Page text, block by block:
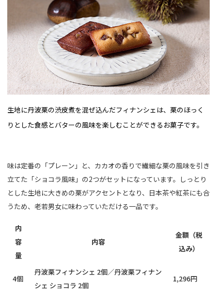
生地に丹波栗の渋皮煮を混ぜ込んだフィナンシェは、栗のほっく
りとした食感とバターの風味を楽しむことができるお菓子です。
味は定番の「プレーン」と、カカオの香りで繊細な栗の風味を引き
立てた「ショコラ風味」の2つがセットになっています。しっとり
とした生地に大きめの栗がアクセントとなり、日本茶や紅茶にも合
うため、老若男女に味わっていただける一品です。
内
容
量
内容
金額（税
込み）
4個
丹波栗フィナンシェ 2個／丹波栗フィナン
シェ ショコラ 2個
1,296円